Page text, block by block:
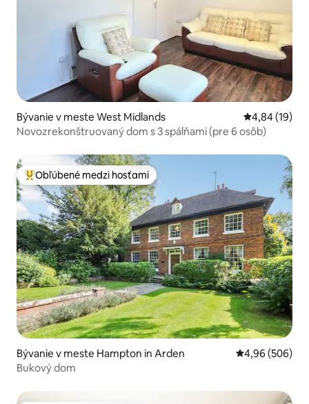
Bývanie v meste West Midlands Priemerné
4,84 (19)
Novozrekonštruovaný dom s 3 spálňami (pre 6 osôb)
Najobľúbenejšie medzi hosťami
Obľúbené medzi hosťami
Bývanie v meste Hampton in Arden Priemerné
4,96 (506)
Bukový dom